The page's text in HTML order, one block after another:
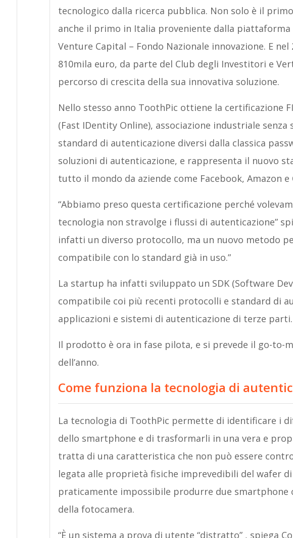
tecnologico dalla ricerca pubblica. Non solo è il
anche il primo in Italia proveniente dalla piattaforma
Venture Capital – Fondo Nazionale innovazione. E
810mila euro, da parte del Club degli Investitori e
percorso di crescita della sua innovativa soluzione.
Nello stesso anno ToothPic ottiene la certificazione
(Fast IDentity Online), associazione industriale
standard di autenticazione diversi dalla classica
soluzioni di autenticazione, e rappresenta il nuovo
tutto il mondo da aziende come Facebook, Amazon e
“Abbiamo preso questa certificazione perché
tecnologia non stravolge i flussi di autenticazione”
infatti un diverso protocollo, ma un nuovo metodo
compatibile con lo standard già in uso.”
La startup ha infatti sviluppato un SDK (Software
compatibile coi più recenti protocolli e standard di
applicazioni e sistemi di autenticazione di terze parti.
Il prodotto è ora in fase pilota, e si prevede il go-to-
dell’anno.
Come funziona la tecnologia di
La tecnologia di ToothPic permette di identificare i
dello smartphone e di trasformarli in una vera e
tratta di una caratteristica che non può essere
legata alle proprietà fisiche imprevedibili del wafer
praticamente impossibile produrre due smartphone
della fotocamera.
“È un sistema a prova di utente “distratto” , spiega